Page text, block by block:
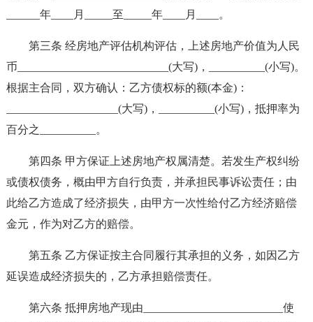
______年____月_____至_____年____月____。
第三条 经房地产评估机构评估，上述房地产价值为人民
币___________________________(大写)，__________(小写)。
根据主合同，双方确认：乙方债权标的额(本金)：
____________________(大写)，__________(小写)，抵押率为
百分之__________。
第四条 甲方保证上述房地产权属清楚。若发生产权纠纷
或债权债务，概由甲方自行负责，并承担民事诉讼责任；由
此给乙方造成了经济损失，由甲方一次性给付乙方经济赔偿
金元，作为对乙方的赔偿。
第五条 乙方保证按主合同履行其承担的义务，如因乙方
延误造成经济损失的，乙方承担赔偿责任。
第六条 抵押房地产现由_________________________使